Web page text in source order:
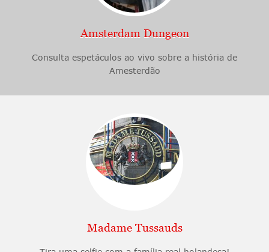
Amsterdam Dungeon
Consulta espetáculos ao vivo sobre a história de
Amesterdão
Madame Tussauds